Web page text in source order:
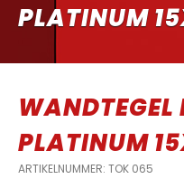
PLATINUM
PLATINUM
ARTIKELNUMMER: TOK 065